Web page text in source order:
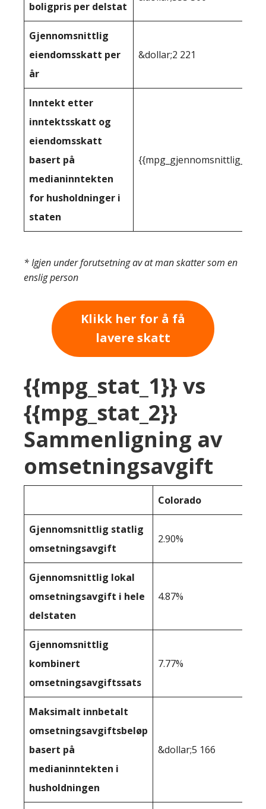
boligpris per delstat
Gjennomsnittlig
eiendomsskatt per
år
&dollar;2 221
Inntekt etter
inntektsskatt og
eiendomsskatt
basert på
medianinntekten
for husholdninger i
staten
* Igjen under forutsetning av at man skatter som en
enslig person
Klikk her for å få
lavere skatt
{{mpg_stat_1}} vs
{{mpg_stat_2}}
Sammenligning av
omsetningsavgift
Colorado
Gjennomsnittlig statlig
omsetningsavgift
2.90%
Gjennomsnittlig lokal
omsetningsavgift i hele
delstaten
4.87%
Gjennomsnittlig
kombinert
omsetningsavgiftssats
7.77%
Maksimalt innbetalt
omsetningsavgiftsbeløp
basert på
medianinntekten i
husholdningen
&dollar;5 166